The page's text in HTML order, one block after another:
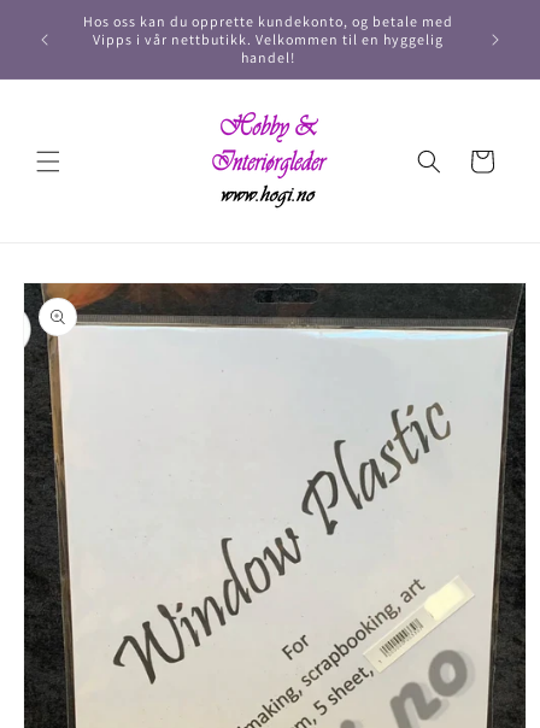
Hos oss kan du opprette kundekonto, og betale med
Vipps i vår nettbutikk. Velkommen til en hyggelig
handel!
Handlekurv